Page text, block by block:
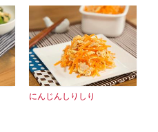
にんじんしりしり